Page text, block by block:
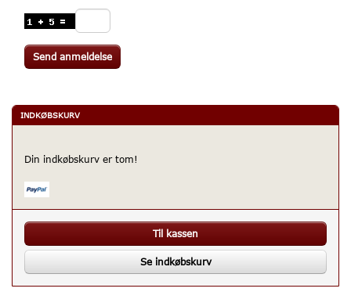
Send anmeldelse
INDKØBSKURV
Din indkøbskurv er tom!
Til kassen
Se indkøbskurv